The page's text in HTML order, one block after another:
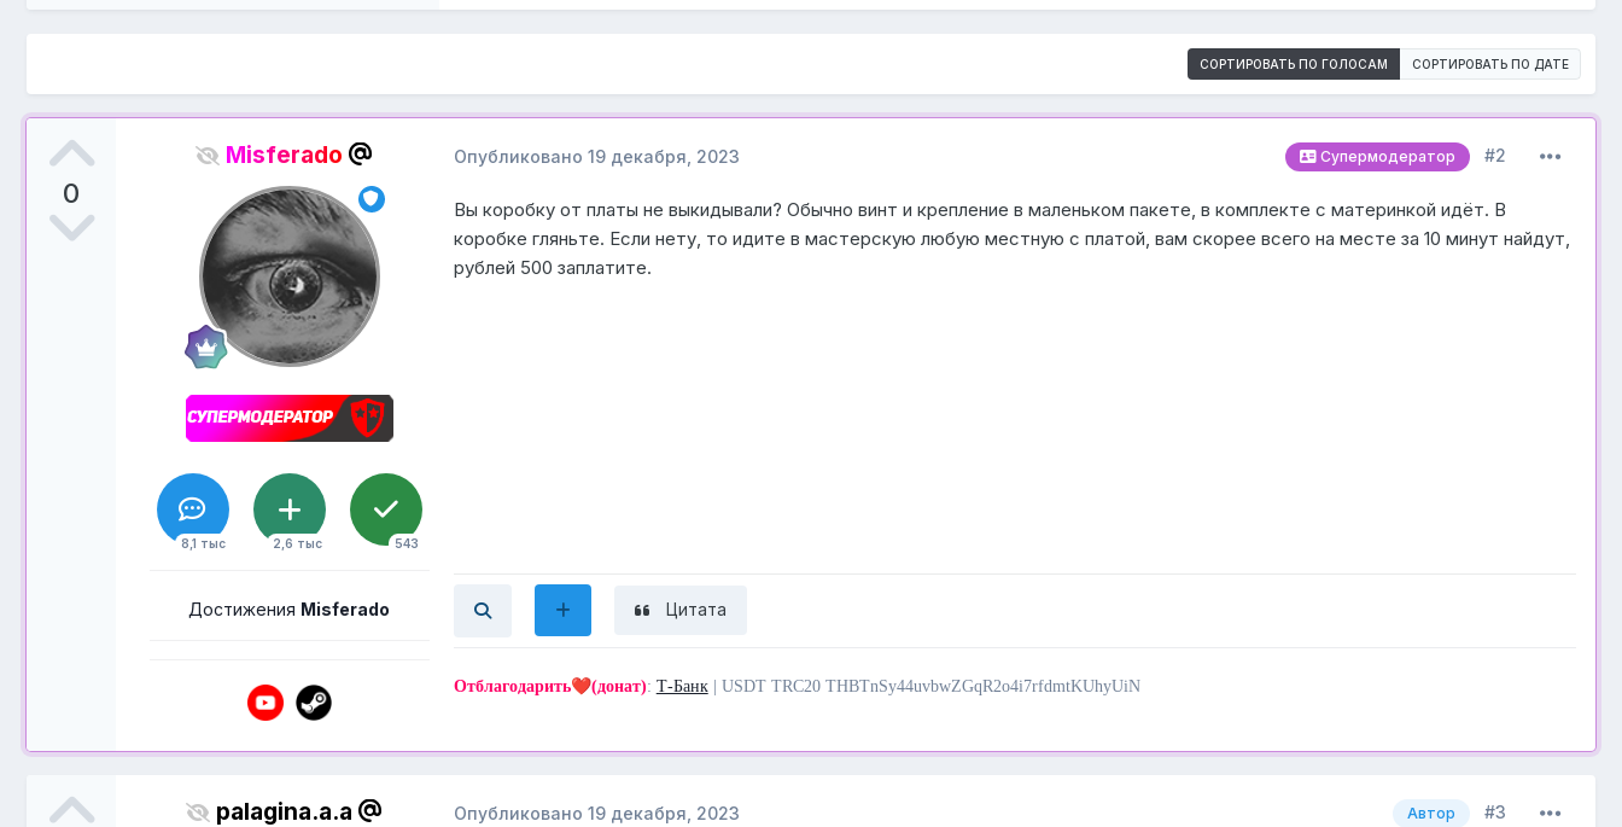
СОРТИРОВАТЬ ПО ГОЛОСАМ СОРТИРОВАТЬ ПО ДАТЕ
0
Misferado
8,1 тыс 2,6 тыс 543
Достижения Misferado
Супермодератор #2
Опубликовано 19 декабря, 2023
Вы коробку от платы не выкидывали? Обычно винт и крепление в маленьком пакете, в комплекте с материнкой идёт. В
коробке гляньте. Если нету, то идите в мастерскую любую местную с платой, вам скорее всего на месте за 10 минут найдут,
рублей 500 заплатите.
Цитата
Отблагодарить❤️(донат): Т-Банк| USDT TRC20 THBTnSy44uvbwZGqR2o4i7rfdmtKUhyUiN
palagina.a.a Автор #3
Опубликовано 19 декабря, 2023